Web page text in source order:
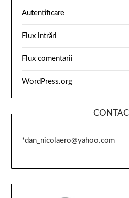
Autentificare
Flux intrări
Flux comentarii
WordPress.org
*dan_nicolaero@yahoo.com